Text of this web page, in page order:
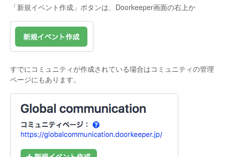
「新規イベント作成」ボタンは、Doorkeeper画面の右上か
すでにコミュニティが作成されている場合はコミュニティの管理
ページにもあります。